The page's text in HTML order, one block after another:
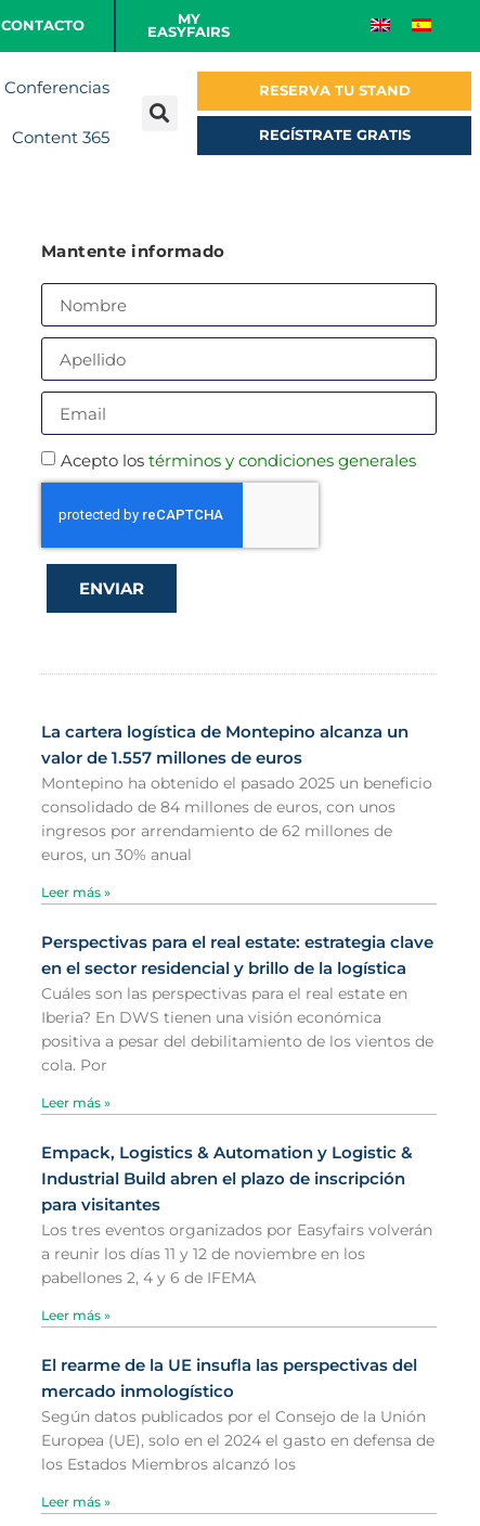
CONTACTO
MY
EASYFAIRS
Conferencias
Content 365
RESERVA TU STAND
REGÍSTRATE GRATIS
Mantente informado
Acepto los términos y condiciones generales
ENVIAR
La cartera logística de Montepino alcanza un
valor de 1.557 millones de euros
Montepino ha obtenido el pasado 2025 un beneficio
consolidado de 84 millones de euros, con unos
ingresos por arrendamiento de 62 millones de
euros, un 30% anual
Leer más »
Perspectivas para el real estate: estrategia clave
en el sector residencial y brillo de la logística
Cuáles son las perspectivas para el real estate en
Iberia? En DWS tienen una visión económica
positiva a pesar del debilitamiento de los vientos de
cola. Por
Leer más »
Empack, Logistics & Automation y Logistic &
Industrial Build abren el plazo de inscripción
para visitantes
Los tres eventos organizados por Easyfairs volverán
a reunir los días 11 y 12 de noviembre en los
pabellones 2, 4 y 6 de IFEMA
Leer más »
El rearme de la UE insufla las perspectivas del
mercado inmologístico
Según datos publicados por el Consejo de la Unión
Europea (UE), solo en el 2024 el gasto en defensa de
los Estados Miembros alcanzó los
Leer más »